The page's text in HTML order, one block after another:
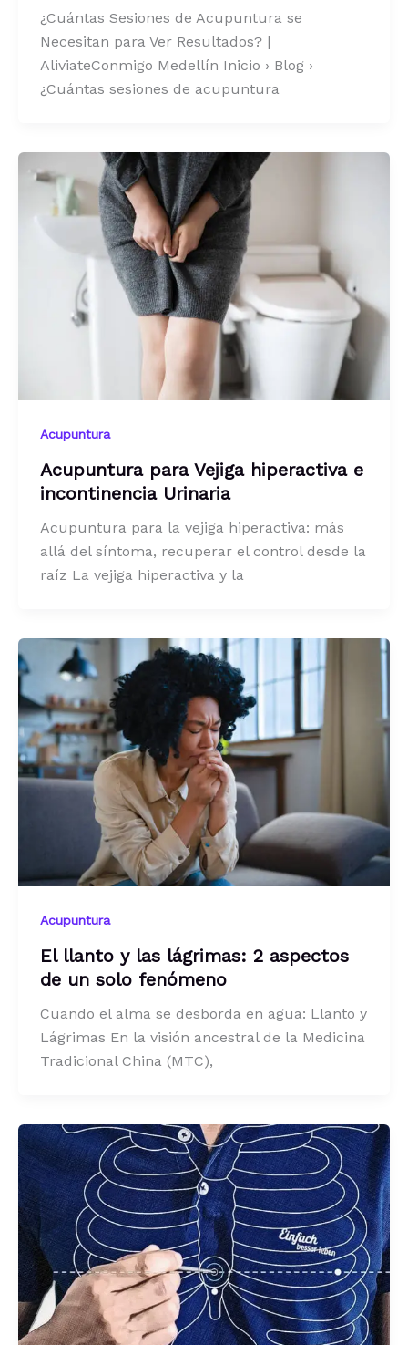
¿Cuántas Sesiones de Acupuntura se
Necesitan para Ver Resultados? |
AliviateConmigo Medellín Inicio › Blog ›
¿Cuántas sesiones de acupuntura
Acupuntura
Acupuntura para Vejiga hiperactiva e
incontinencia Urinaria
Acupuntura para la vejiga hiperactiva: más
allá del síntoma, recuperar el control desde la
raíz La vejiga hiperactiva y la
Acupuntura
El llanto y las lágrimas: 2 aspectos
de un solo fenómeno
Cuando el alma se desborda en agua: Llanto y
Lágrimas En la visión ancestral de la Medicina
Tradicional China (MTC),